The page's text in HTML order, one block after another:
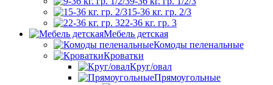
15-36 кг. гр. 2/3
22-36 кг. гр. 3
Мебель детская
Комоды пеленальные
Кроватки
Круг/овал
Прямоугольные